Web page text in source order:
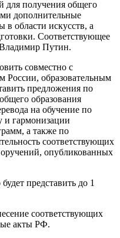
для получения общего
дополнительные
области искусств, а
Соответствующее
Путин.
совместно с
образовательным
предложения по
образования
на обучение по
и гармонизации
а также по
соответствующих
опубликованных
представить до 1
соответствующих
акты РФ.